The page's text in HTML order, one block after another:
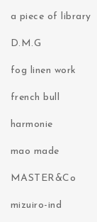
a piece of library
D.M.G
fog linen work
french bull
harmonie
mao made
MASTER&Co
mizuiro-ind